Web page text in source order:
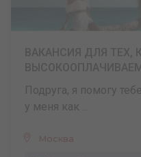
Подруга, я помогу
у меня как ...
Москва